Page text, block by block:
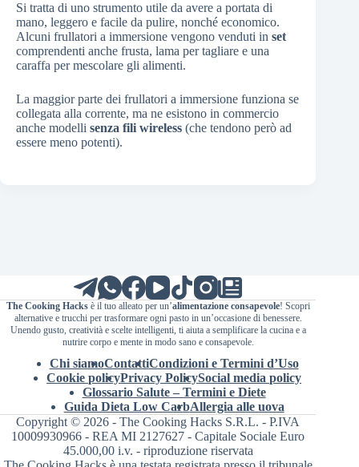
Si tratta di uno strumento utile da avere a portata di
mano, leggero e facile da pulire, nonché economico.
Alcuni frullatori a immersione vengono venduti in set
comprendenti anche frusta, lama per tagliare e una
caraffa per mescolare gli alimenti.
La maggior parte dei frullatori a immersione funziona se
collegata alla corrente, ma ne esistono in commercio
anche modelli senza fili wireless (che tendono però ad
essere meno potenti).
The Cooking Hacksè il tuo alleato per un’alimentazione consapevole! Scopri
alternative e trucchi per trasformare ogni pasto in un’occasione di benessere.
Unendo gusto, creatività e scelte intelligenti, ti aiuta a semplificare la cucina e a
nutrire corpo e mente in modo sano e consapevole.
Chi siamoContattiCondizioni e Termini d’Uso
Cookie policyPrivacy PolicySocial media policy
Glossario Salute – Termini e Diete
Guida Dieta Low CarbAllergia alle uova
Copyright © 2026 - The Cooking Hacks S.R.L. - P.IVA
10009930966 - REA MI 2127627 - Capitale Sociale Euro
45.000,00 i.v. - riproduzione riservata